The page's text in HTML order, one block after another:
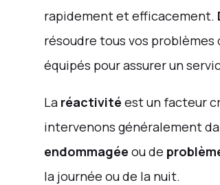
rapidement et efficacement.
résoudre tous vos problèmes
équipés pour assurer un
La réactivité est un facteur
intervenons généralement
endommagée ou de
la journée ou de la nuit.